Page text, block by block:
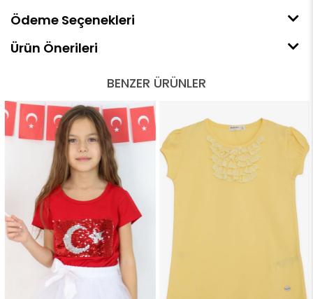
Ödeme Seçenekleri
Ürün Önerileri
BENZER ÜRÜNLER